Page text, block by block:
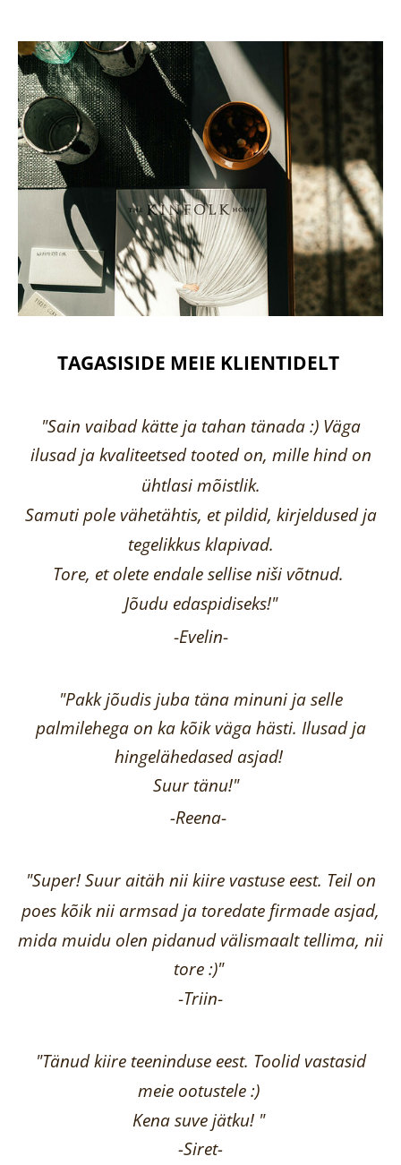
TAGASISIDE MEIE KLIENTIDELT
"Sain vaibad kätte ja tahan tänada :) Väga
ilusad ja kvaliteetsed tooted on, mille hind on
ühtlasi mõistlik.
Samuti pole vähetähtis, et pildid, kirjeldused ja
tegelikkus klapivad.
Tore, et olete endale sellise niši võtnud.
Jõudu edaspidiseks!"
-Evelin-
"Pakk jõudis juba täna minuni ja selle
palmilehega on ka kõik väga hästi. Ilusad ja
hingelähedased asjad!
Suur tänu!"
-Reena-
"Super! Suur aitäh nii kiire vastuse eest. Teil on
poes kõik nii armsad ja toredate firmade asjad,
mida muidu olen pidanud välismaalt tellima, nii
tore :)"
-Triin-
"Tänud kiire teeninduse eest. Toolid vastasid
meie ootustele :)
Kena suve jätku! "
-Siret-